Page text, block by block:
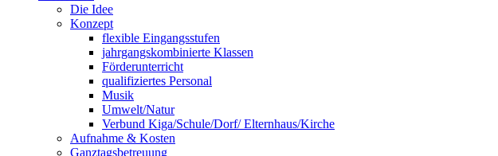
Die Idee
Konzept
flexible Eingangsstufen
jahrgangskombinierte Klassen
Förderunterricht
qualifiziertes Personal
Musik
Umwelt/Natur
Verbund Kiga/Schule/Dorf/ Elternhaus/Kirche
Aufnahme & Kosten
Ganztagsbetreuung